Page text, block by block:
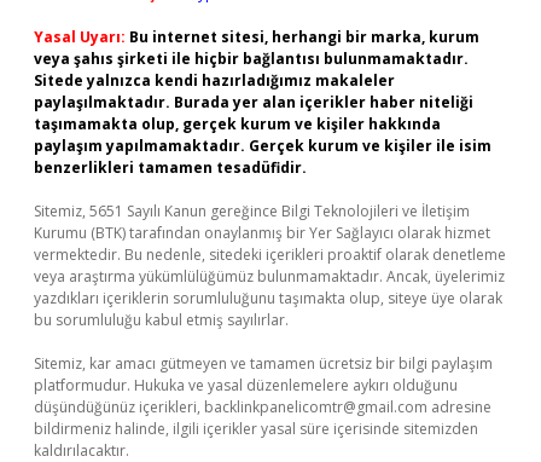
Yasal Uyarı: Bu internet sitesi, herhangi bir marka, kurum
veya şahıs şirketi ile hiçbir bağlantısı bulunmamaktadır.
Sitede yalnızca kendi hazırladığımız makaleler
paylaşılmaktadır. Burada yer alan içerikler haber niteliği
taşımamakta olup, gerçek kurum ve kişiler hakkında
paylaşım yapılmamaktadır. Gerçek kurum ve kişiler ile isim
benzerlikleri tamamen tesadüfidir.
Sitemiz, 5651 Sayılı Kanun gereğince Bilgi Teknolojileri ve İletişim
Kurumu (BTK) tarafından onaylanmış bir Yer Sağlayıcı olarak hizmet
vermektedir. Bu nedenle, sitedeki içerikleri proaktif olarak denetleme
veya araştırma yükümlülüğümüz bulunmamaktadır. Ancak, üyelerimiz
yazdıkları içeriklerin sorumluluğunu taşımakta olup, siteye üye olarak
bu sorumluluğu kabul etmiş sayılırlar.
Sitemiz, kar amacı gütmeyen ve tamamen ücretsiz bir bilgi paylaşım
platformudur. Hukuka ve yasal düzenlemelere aykırı olduğunu
düşündüğünüz içerikleri, backlinkpanelicomtr@gmail.com adresine
bildirmeniz halinde, ilgili içerikler yasal süre içerisinde sitemizden
kaldırılacaktır.